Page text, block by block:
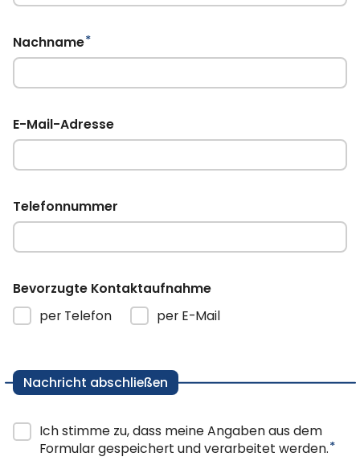
Pflichtfeld
Nachname*
E-Mail-Adresse
Telefonnummer
Bevorzugte Kontaktaufnahme
per Telefon
per E-Mail
Nachricht abschließen
Ich stimme zu, dass meine Angaben aus dem
Formular gespeichert und verarbeitet werden.*